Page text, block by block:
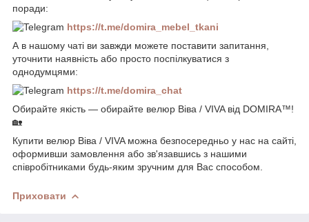
поради:
https://t.me/domira_mebel_tkani
А в нашому чаті ви завжди можете поставити запитання,
уточнити наявність або просто поспілкуватися з
однодумцями:
https://t.me/domira_chat
Обирайте якість — обирайте велюр Віва / VIVA від DOMIRA™!
🏡
Купити велюр Віва / VIVA можна безпосередньо у нас на сайті,
оформивши замовлення або зв'язавшись з нашими
співробітниками будь-яким зручним для Вас способом.
Приховати